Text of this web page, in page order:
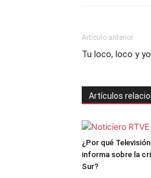
Artículo anterior
Tu loco, loco y
Artículos
¿Por qué
informa sobre la
Sur?